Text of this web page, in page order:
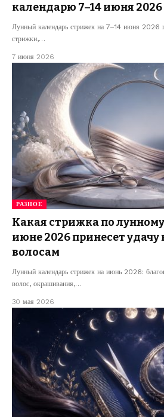
календарю 7–14 июня 2026
Лунный календарь стрижек на 7–14 июня 2026
стрижки,…
7 июня 2026
РАЗНОЕ
Какая стрижка по
июне 2026 принесет удачу
волосам
Лунный календарь стрижек на июнь 2026:
волос, окрашивания,…
30 мая 2026